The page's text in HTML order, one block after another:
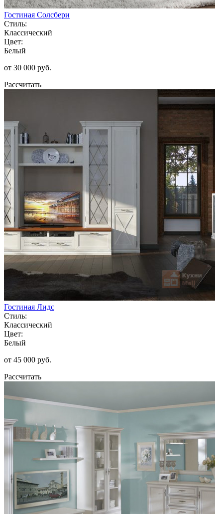
Гостиная Солсбери
Стиль:
Классический
Цвет:
Белый
от 30 000 руб.
Рассчитать
Гостиная Лидс
Стиль:
Классический
Цвет:
Белый
от 45 000 руб.
Рассчитать